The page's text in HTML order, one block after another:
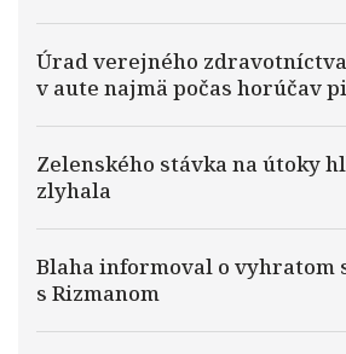
Úrad verejného
v aute najmä počas horúčav
Zelenského stávka na útoky
zlyhala
Blaha informoval o vyhratom
s Rizmanom